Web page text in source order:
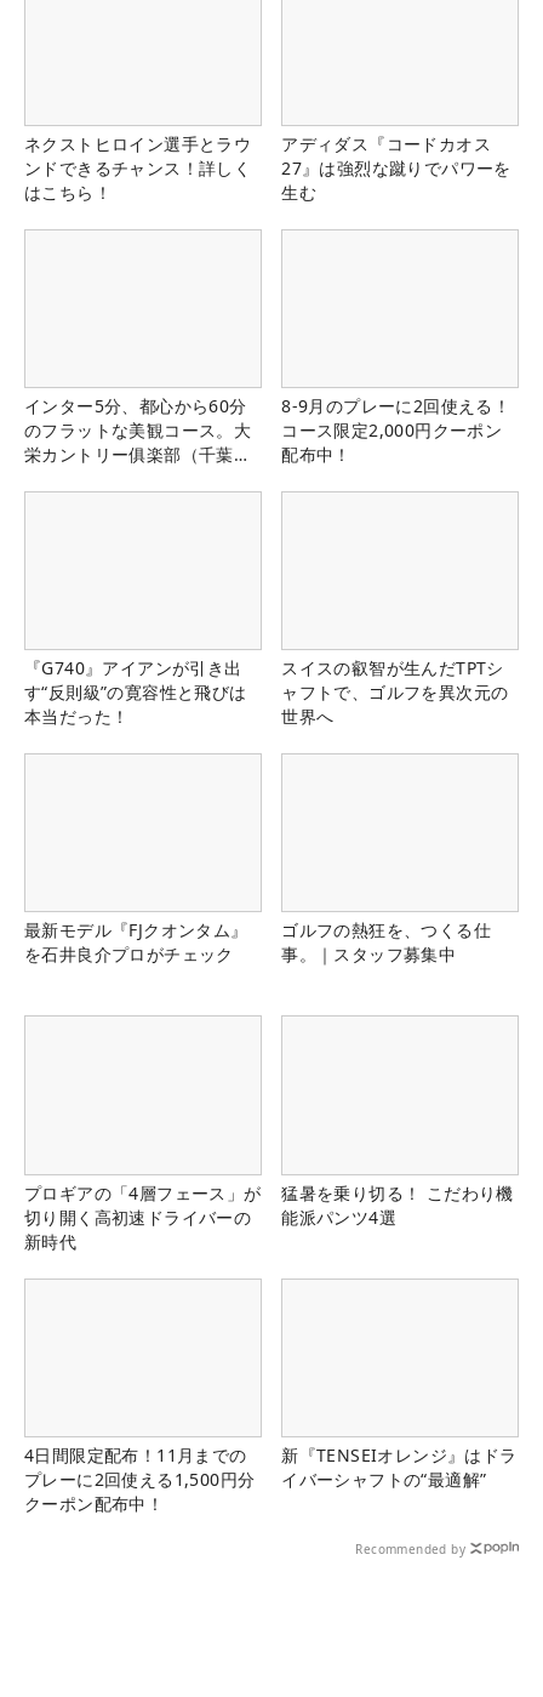
ネクストヒロイン選手とラウ
ンドできるチャンス！詳しく
はこちら！
アディダス『コードカオス
27』は強烈な蹴りでパワーを
生む
インター5分、都心から60分
のフラットな美観コース。大
栄カントリー俱楽部（千葉
8-9月のプレーに2回使える！
コース限定2,000円クーポン
配布中！
『G740』アイアンが引き出
す“反則級”の寛容性と飛びは
本当だった！
スイスの叡智が生んだTPTシ
ャフトで、ゴルフを異次元の
世界へ
最新モデル『FJクオンタム』
を石井良介プロがチェック
ゴルフの熱狂を、つくる仕
事。｜スタッフ募集中
プロギアの「4層フェース」が
切り開く高初速ドライバーの
新時代
猛暑を乗り切る！ こだわり機
能派パンツ4選
4日間限定配布！11月までの
プレーに2回使える1,500円分
クーポン配布中！
新『TENSEIオレンジ』はドラ
イバーシャフトの“最適解”
Recommended by